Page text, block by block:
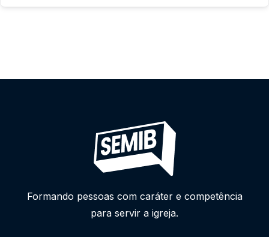
Formando pessoas com caráter e competência
para servir a igreja.